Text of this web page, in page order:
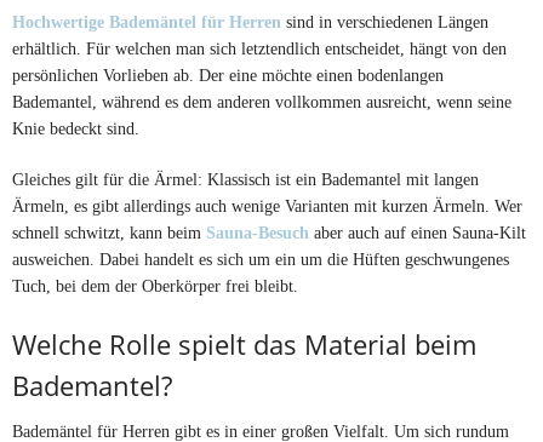
Hochwertige Bademäntel für Herren sind in verschiedenen Längen
erhältlich. Für welchen man sich letztendlich entscheidet, hängt von den
persönlichen Vorlieben ab. Der eine möchte einen bodenlangen
Bademantel, während es dem anderen vollkommen ausreicht, wenn seine
Knie bedeckt sind.
Gleiches gilt für die Ärmel: Klassisch ist ein Bademantel mit langen
Ärmeln, es gibt allerdings auch wenige Varianten mit kurzen Ärmeln. Wer
schnell schwitzt, kann beim Sauna-Besuch aber auch auf einen Sauna-Kilt
ausweichen. Dabei handelt es sich um ein um die Hüften geschwungenes
Tuch, bei dem der Oberkörper frei bleibt.
Welche Rolle spielt das Material beim
Bademantel?
Bademäntel für Herren gibt es in einer großen Vielfalt. Um sich rundum